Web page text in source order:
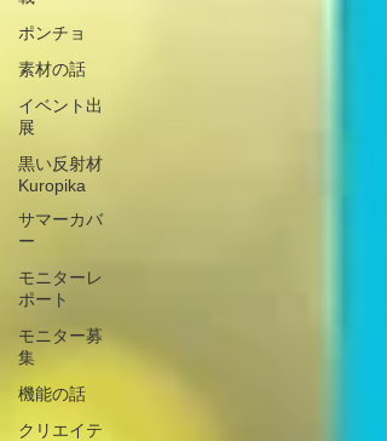
ポンチョ
素材の話
イベント出
展
黒い反射材
Kuropika
サマーカバ
ー
モニターレ
ポート
モニター募
集
機能の話
クリエイテ